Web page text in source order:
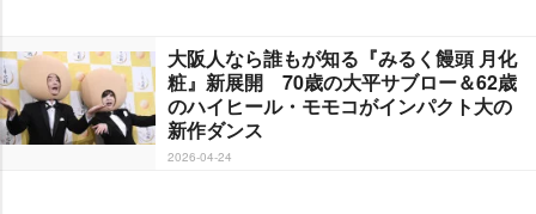
大阪人なら誰もが知る『みるく饅頭 月化
粧』新展開 70歳の大平サブロー＆62歳
のハイヒール・モモコがインパクト大の
新作ダンス
2026-04-24